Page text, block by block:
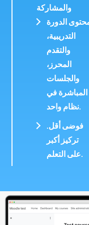
والمشاركة
الدورة
التدريبية،
والتقدم
المحرز،
والجلسات
المباشرة في
نظام واحد.
فوضى أقل.
تركيز أكبر
على التعلم.